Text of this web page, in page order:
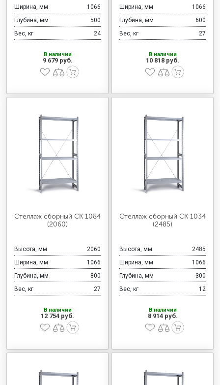
Ширина, мм
1066
Глубина, мм
500
Вес, кг
24
В наличии
9 679 руб.
Ширина, мм
1066
Глубина, мм
600
Вес, кг
27
В наличии
10 818 руб.
Стеллаж сборный СК 1084
(2060)
Высота, мм
2060
Ширина, мм
1066
Глубина, мм
800
Вес, кг
27
В наличии
12 754 руб.
Стеллаж сборный СК 1034
(2485)
Высота, мм
2485
Ширина, мм
1066
Глубина, мм
300
Вес, кг
12
В наличии
8 914 руб.